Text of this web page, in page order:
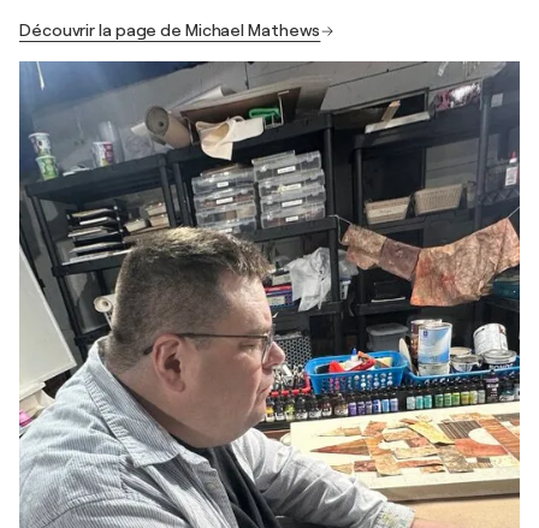
Découvrir la page de Michael Mathews